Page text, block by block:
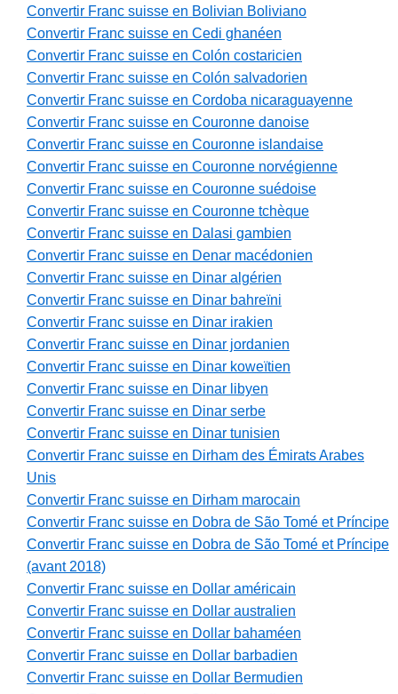
Convertir Franc suisse en Bolivian Boliviano
Convertir Franc suisse en Cedi ghanéen
Convertir Franc suisse en Colón costaricien
Convertir Franc suisse en Colón salvadorien
Convertir Franc suisse en Cordoba nicaraguayenne
Convertir Franc suisse en Couronne danoise
Convertir Franc suisse en Couronne islandaise
Convertir Franc suisse en Couronne norvégienne
Convertir Franc suisse en Couronne suédoise
Convertir Franc suisse en Couronne tchèque
Convertir Franc suisse en Dalasi gambien
Convertir Franc suisse en Denar macédonien
Convertir Franc suisse en Dinar algérien
Convertir Franc suisse en Dinar bahreïni
Convertir Franc suisse en Dinar irakien
Convertir Franc suisse en Dinar jordanien
Convertir Franc suisse en Dinar koweïtien
Convertir Franc suisse en Dinar libyen
Convertir Franc suisse en Dinar serbe
Convertir Franc suisse en Dinar tunisien
Convertir Franc suisse en Dirham des Émirats Arabes
Unis
Convertir Franc suisse en Dirham marocain
Convertir Franc suisse en Dobra de São Tomé et Príncipe
Convertir Franc suisse en Dobra de São Tomé et Príncipe
(avant 2018)
Convertir Franc suisse en Dollar américain
Convertir Franc suisse en Dollar australien
Convertir Franc suisse en Dollar bahaméen
Convertir Franc suisse en Dollar barbadien
Convertir Franc suisse en Dollar Bermudien